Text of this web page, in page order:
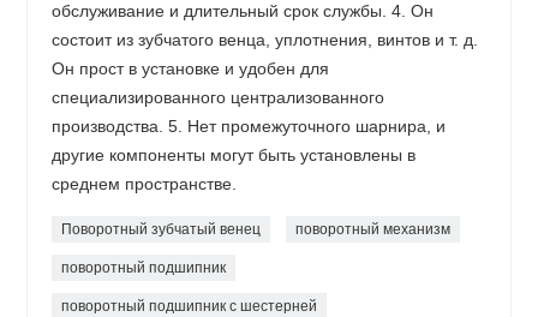
обслуживание и длительный срок службы. 4. Он
состоит из зубчатого венца, уплотнения, винтов и т. д.
Он прост в установке и удобен для
специализированного централизованного
производства. 5. Нет промежуточного шарнира, и
другие компоненты могут быть установлены в
среднем пространстве.
Поворотный зубчатый венец поворотный механизм
поворотный подшипник
поворотный подшипник с шестерней